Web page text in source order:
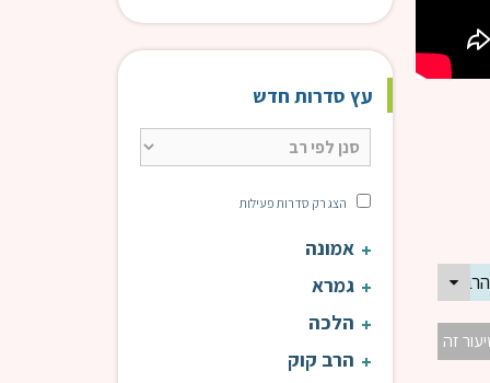
דוד פנדל | חמש דקות עולת ראיה
זה
עץ סדרות חדש
הצג רק סדרות פעילות
אמונה
גמרא
הלכה
הרב קוק